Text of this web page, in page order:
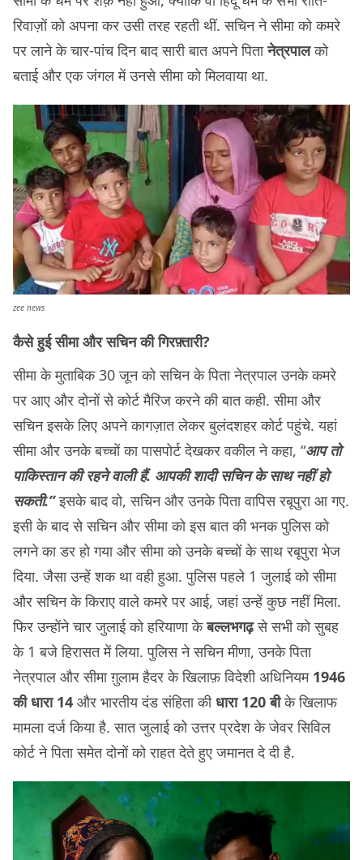
रिवाज़ों को अपना कर उसी तरह रहती थीं. सचिन ने सीमा को कमरे
पर लाने के चार-पांच दिन बाद सारी बात अपने पितानेत्रपालको
बताई और एक जंगल में उनसे सीमा को मिलवाया था.
zee news
कैसे हुई सीमा और सचिन की गिरफ़्तारी?
सीमा के मुताबिक 30 जून को सचिन के पिता नेत्रपाल उनके कमरे
पर आए और दोनों से कोर्ट मैरिज करने की बात कही. सीमा और
सचिन इसके लिए अपने कागज़ात लेकर बुलंदशहर कोर्ट पहुंचे. यहां
सीमा और उनके बच्चों का पासपोर्ट देखकर वकील ने कहा, “आप तो
पाकिस्तान की रहने वाली हैं. आपकी शादी सचिन के साथ नहीं हो
सकती.”इसके बाद वो, सचिन और उनके पिता वापिस रबूपुरा आ गए.
इसी के बाद से सचिन और सीमा को इस बात की भनक पुलिस को
लगने का डर हो गया और सीमा को उनके बच्चों के साथ रबूपुरा भेज
दिया. जैसा उन्हें शक था वही हुआ. पुलिस पहले 1 जुलाई को सीमा
और सचिन के किराए वाले कमरे पर आई, जहां उन्हें कुछ नहीं मिला.
फिर उन्होंने चार जुलाई को हरियाणा केबल्लभगढ़से सभी को सुबह
के 1 बजे हिरासत में लिया. पुलिस ने सचिन मीणा, उनके पिता
नेत्रपाल और सीमा ग़ुलाम हैदर के खिलाफ़ विदेशी अधिनियम 1946
की धारा 14 और भारतीय दंड संहिता कीधारा 120 बीके खिलाफ
मामला दर्ज किया है. सात जुलाई को उत्तर प्रदेश के जेवर सिविल
कोर्ट ने पिता समेत दोनों को राहत देते हुए जमानत दे दी है.